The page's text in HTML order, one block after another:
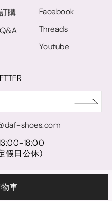
車
購
Facebook
Threads
Youtube
shoes.com
18:00
假日公休)
公司｜統一編號 27921248